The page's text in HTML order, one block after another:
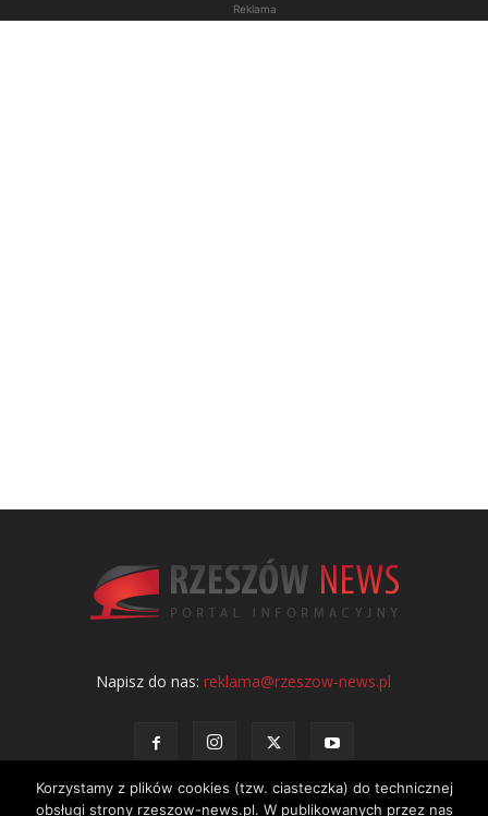
Reklama
Napisz do nas:reklama@rzeszow-news.pl
Korzystamy z plików cookies (tzw. ciasteczka) do technicznej
obsługi strony rzeszow-news.pl. W publikowanych przez nas